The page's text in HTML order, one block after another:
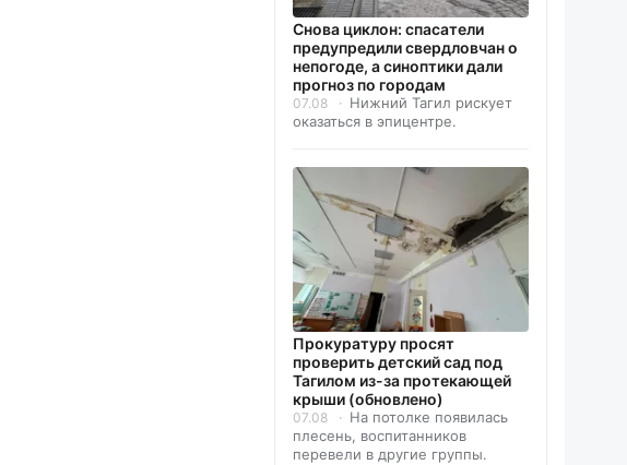
Снова циклон: спасатели
предупредили свердловчан о
непогоде, а синоптики дали
прогноз по городам
07.08
Нижний Тагил рискует
оказаться в эпицентре.
Прокуратуру просят
проверить детский сад под
Тагилом из-за протекающей
крыши (обновлено)
07.08
На потолке появилась
плесень, воспитанников
перевели в другие группы.